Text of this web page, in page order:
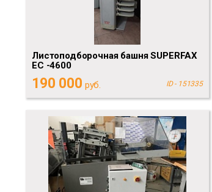
Листоподборочная башня SUPERFAX
ЕС -4600
190 000 руб. ID - 151335